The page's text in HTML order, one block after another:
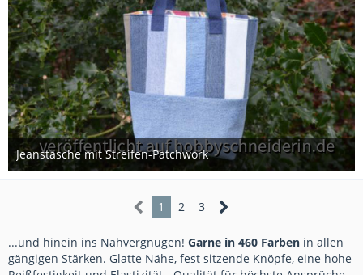
Jeanstasche mit Streifen-Patchwork
25. Januar 2022
1 2 3
...und hinein ins Nähvergnügen! Garne in 460 Farben in allen
gängigen Stärken. Glatte Nähe, fest sitzende Knöpfe, eine hohe